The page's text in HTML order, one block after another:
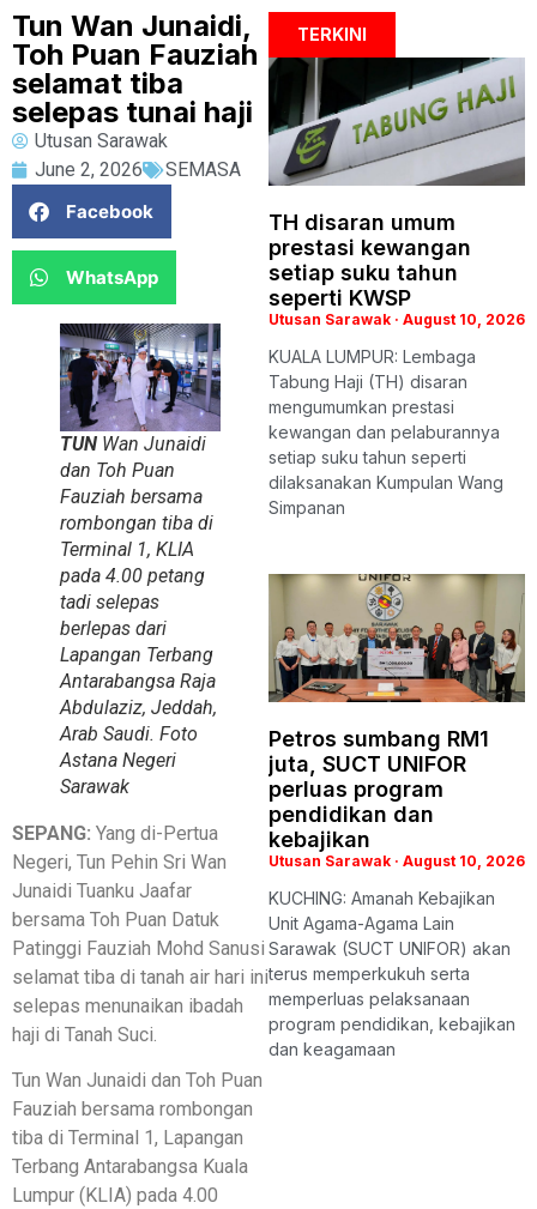
Tun Wan Junaidi,
Toh Puan Fauziah
selamat tiba
selepas tunai haji
Utusan Sarawak
June 2, 2026
SEMASA
Facebook
WhatsApp
TUN Wan Junaidi
dan Toh Puan
Fauziah bersama
rombongan tiba di
Terminal 1, KLIA
pada 4.00 petang
tadi selepas
berlepas dari
Lapangan Terbang
Antarabangsa Raja
Abdulaziz, Jeddah,
Arab Saudi. Foto
Astana Negeri
Sarawak
SEPANG: Yang di-Pertua
Negeri, Tun Pehin Sri Wan
Junaidi Tuanku Jaafar
bersama Toh Puan Datuk
Patinggi Fauziah Mohd Sanusi
selamat tiba di tanah air hari ini
selepas menunaikan ibadah
haji di Tanah Suci.
Tun Wan Junaidi dan Toh Puan
Fauziah bersama rombongan
tiba di Terminal 1, Lapangan
Terbang Antarabangsa Kuala
Lumpur (KLIA) pada 4.00
TERKINI
TH disaran umum
prestasi kewangan
setiap suku tahun
seperti KWSP
Utusan Sarawak August 10, 2026
KUALA LUMPUR: Lembaga
Tabung Haji (TH) disaran
mengumumkan prestasi
kewangan dan pelaburannya
setiap suku tahun seperti
dilaksanakan Kumpulan Wang
Simpanan
Petros sumbang RM1
juta, SUCT UNIFOR
perluas program
pendidikan dan
kebajikan
Utusan Sarawak August 10, 2026
KUCHING: Amanah Kebajikan
Unit Agama-Agama Lain
Sarawak (SUCT UNIFOR) akan
terus memperkukuh serta
memperluas pelaksanaan
program pendidikan, kebajikan
dan keagamaan